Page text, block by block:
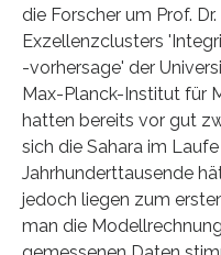
die Forscher um Prof.
Exzellenzclusters
-vorhersage' der
Max-Planck-Institut für
hatten bereits vor gut
sich die Sahara im
Jahrhunderttausende
jedoch liegen zum
man die